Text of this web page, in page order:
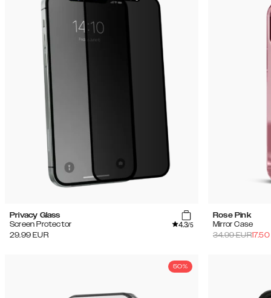
Privacy Glass
Screen Protector
4.3/5
29.99 EUR
Rose Pink
Mirror Case
34.99EUR17.50
50%